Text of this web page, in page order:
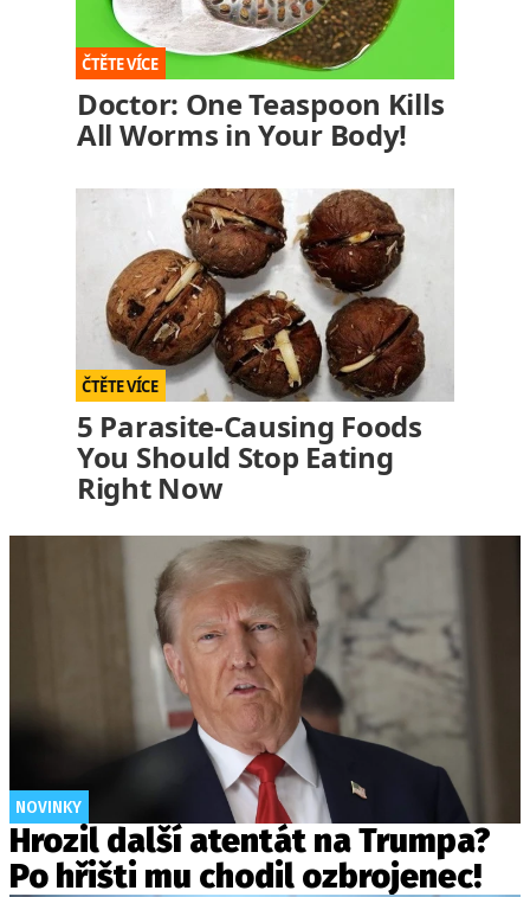
Doctor: One Teaspoon Kills
All Worms in Your Body!
5 Parasite-Causing Foods
You Should Stop Eating
Right Now
NOVINKY
Hrozil další atentát na Trumpa?
Po hřišti mu chodil ozbrojenec!